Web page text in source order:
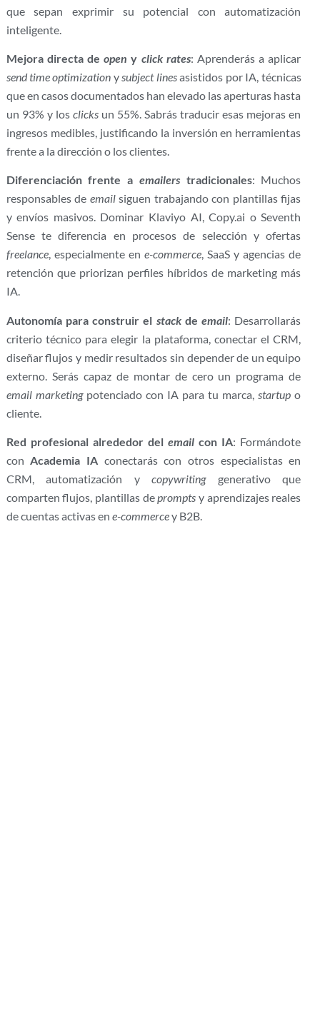
que sepan exprimir su potencial con automatización
inteligente.
Mejora directa deopen y click rates: Aprenderás a aplicar
send time optimization ysubject linesasistidos por IA, técnicas
que en casos documentados han elevado las aperturas hasta
un 93% y los clicksun 55%. Sabrás traducir esas mejoras en
ingresos medibles, justificando la inversión en herramientas
frente a la dirección o los clientes.
Diferenciación frente a emailerstradicionales: Muchos
responsables de emailsiguen trabajando con plantillas fijas
y envíos masivos. Dominar Klaviyo AI, Copy.ai o Seventh
Sense te diferencia en procesos de selección y ofertas
freelance, especialmente en e-commerce, SaaS y agencias de
retención que priorizan perfiles híbridos de marketing más
IA.
Autonomía para construir el stackdeemail: Desarrollarás
criterio técnico para elegir la plataforma, conectar el CRM,
diseñar flujos y medir resultados sin depender de un equipo
externo. Serás capaz de montar de cero un programa de
email marketingpotenciado con IA para tu marca,startup o
cliente.
Red profesional alrededor delemail con IA: Formándote
conAcademia IA conectarás con otros especialistas en
CRM, automatización ycopywritinggenerativo que
comparten flujos, plantillas deprompts y aprendizajes reales
de cuentas activas en e-commercey B2B.